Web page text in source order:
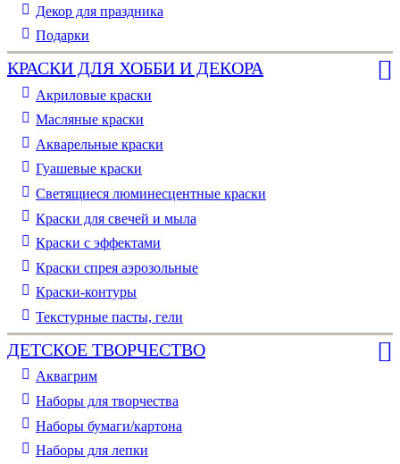
Декор для праздника
Подарки
КРАСКИ ДЛЯ ХОББИ И ДЕКОРА
Акриловые краски
Масляные краски
Акварельные краски
Гуашевые краски
Светящиеся люминесцентные краски
Краски для свечей и мыла
Краски с эффектами
Краски спрея аэрозольные
Краски-контуры
Текстурные пасты, гели
ДЕТСКОЕ ТВОРЧЕСТВО
Аквагрим
Наборы для творчества
Наборы бумаги/картона
Наборы для лепки